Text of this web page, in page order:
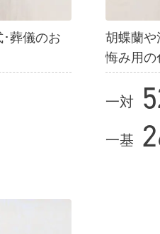
葬儀のお
胡蝶蘭や
悔み用の
一対
一基